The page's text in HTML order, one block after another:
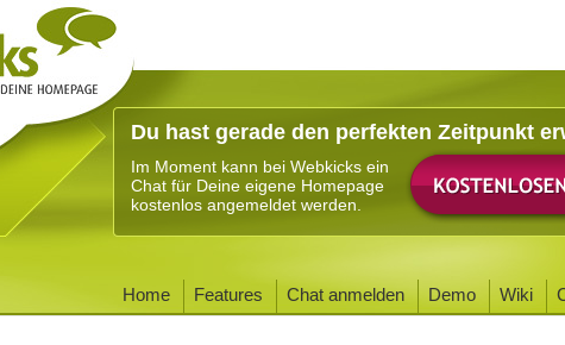
Du hast gerade den perfekten Zeitpunkt
Im Moment kann bei Webkicks ein
Chat für Deine eigene Homepage
kostenlos angemeldet werden.
Home Features Chat anmelden Demo Wiki